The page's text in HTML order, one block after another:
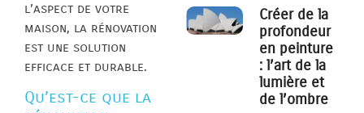
l’aspect de votre
maison, la rénovation
est une solution
efficace et durable.
Qu’est-ce que la
Créer de la
profondeur
en peinture
: l’art de la
lumière et
de l’ombre